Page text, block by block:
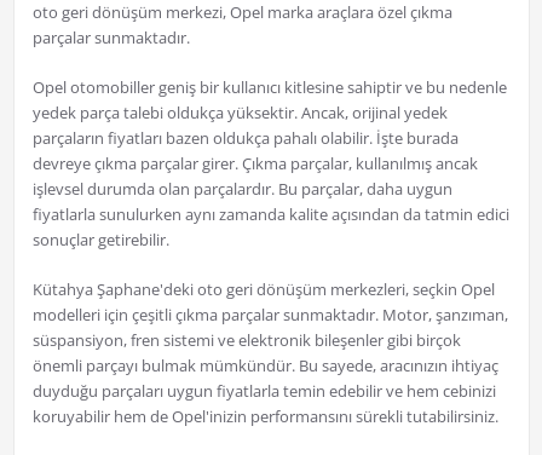
oto geri dönüşüm merkezi, Opel marka araçlara özel çıkma
parçalar sunmaktadır.
Opel otomobiller geniş bir kullanıcı kitlesine sahiptir ve bu nedenle
yedek parça talebi oldukça yüksektir. Ancak, orijinal yedek
parçaların fiyatları bazen oldukça pahalı olabilir. İşte burada
devreye çıkma parçalar girer. Çıkma parçalar, kullanılmış ancak
işlevsel durumda olan parçalardır. Bu parçalar, daha uygun
fiyatlarla sunulurken aynı zamanda kalite açısından da tatmin edici
sonuçlar getirebilir.
Kütahya Şaphane'deki oto geri dönüşüm merkezleri, seçkin Opel
modelleri için çeşitli çıkma parçalar sunmaktadır. Motor, şanzıman,
süspansiyon, fren sistemi ve elektronik bileşenler gibi birçok
önemli parçayı bulmak mümkündür. Bu sayede, aracınızın ihtiyaç
duyduğu parçaları uygun fiyatlarla temin edebilir ve hem cebinizi
koruyabilir hem de Opel'inizin performansını sürekli tutabilirsiniz.